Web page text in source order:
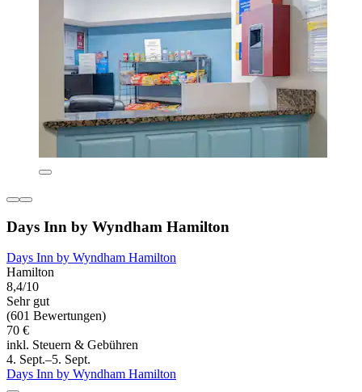
Days Inn by Wyndham Hamilton
Days Inn by Wyndham Hamilton
Hamilton
8,4/10
Sehr gut
(601 Bewertungen)
70 €
inkl. Steuern & Gebühren
4. Sept.–5. Sept.
Days Inn by Wyndham Hamilton